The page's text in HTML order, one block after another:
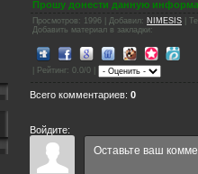
Прошу донести данную
Просмотров : 1996 | Добавил: NIMESIS
Добавить материал в закладки:
Рейтинг: 0.0/0 |
Всего комментариев: 0
Войдите: